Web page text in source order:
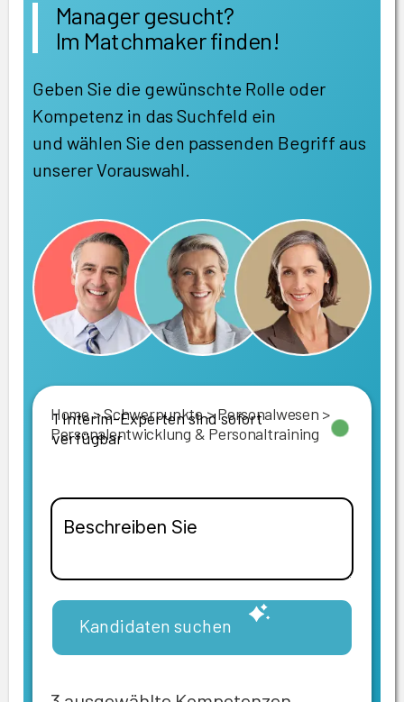
Manager gesucht?
Im Matchmaker finden!
Geben Sie die gewünschte Rolle oder
Kompetenz in das Suchfeld ein
und wählen Sie den passenden Begriff aus
unserer Vorauswahl.
1 Interim-Experten sind sofort
verfügbar
Home>Schwerpunkte>Personalwesen >
Personalentwicklung & Personaltraining
Kandidaten suchen